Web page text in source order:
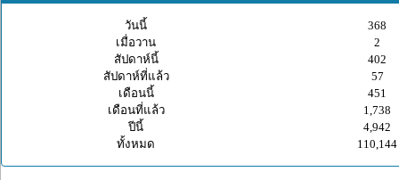
วันนี้
368
เมื่อวาน
2
สัปดาห์นี้
402
สัปดาห์ที่แล้ว
57
เดือนนี้
451
เดือนที่แล้ว
1,738
ปีนี้
4,942
ทั้งหมด
110,144